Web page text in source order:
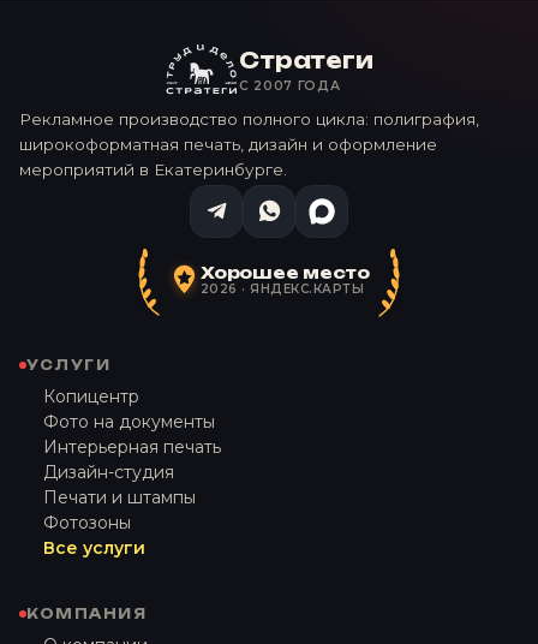
Стратеги
С 2007 ГОДА
Рекламное производство полного цикла: полиграфия,
широкоформатная печать, дизайн и оформление
мероприятий в Екатеринбурге.
Хорошее место
2026 · ЯНДЕКС.КАРТЫ
УСЛУГИ
Копицентр
Фото на документы
Интерьерная печать
Дизайн-студия
Печати и штампы
Фотозоны
Все услуги
КОМПАНИЯ